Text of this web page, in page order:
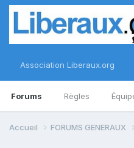
Association Liberaux.org
Forums Règles
Accueil FORUMS GENERAUX